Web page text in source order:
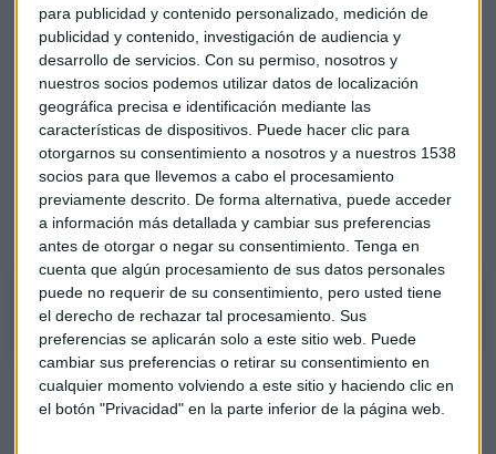
para publicidad y contenido personalizado, medición de
publicidad y contenido, investigación de audiencia y
desarrollo de servicios. Con su permiso, nosotros y
nuestros socios podemos utilizar datos de localización
geográfica precisa e identificación mediante las
características de dispositivos. Puede hacer clic para
otorgarnos su consentimiento a nosotros y a nuestros 1538
socios para que llevemos a cabo el procesamiento
previamente descrito. De forma alternativa, puede acceder
a información más detallada y cambiar sus preferencias
antes de otorgar o negar su consentimiento. Tenga en
cuenta que algún procesamiento de sus datos personales
puede no requerir de su consentimiento, pero usted tiene
el derecho de rechazar tal procesamiento. Sus
preferencias se aplicarán solo a este sitio web. Puede
cambiar sus preferencias o retirar su consentimiento en
cualquier momento volviendo a este sitio y haciendo clic en
el botón "Privacidad" en la parte inferior de la página web.
De hecho, considera que OHL es una castaña pero que
"puede hacerlo de maravilla" y que "está poniendo sobre la
mesa cosas que pueden empezar a indicar que está
mejorando".
Según Doblado, el aspecto técnico de OHL mejoraría si
supera los 1,6 euros por acción, y el analista cree que eso es
factible "a pesar de ser una castaña". Sin embargo, para eso
tendría que "subir un 200% desde el mínimo".
OHL es "una castaña" pero "puede hacerlo de maravilla"
Telefónica: ¿subirá un 20%?